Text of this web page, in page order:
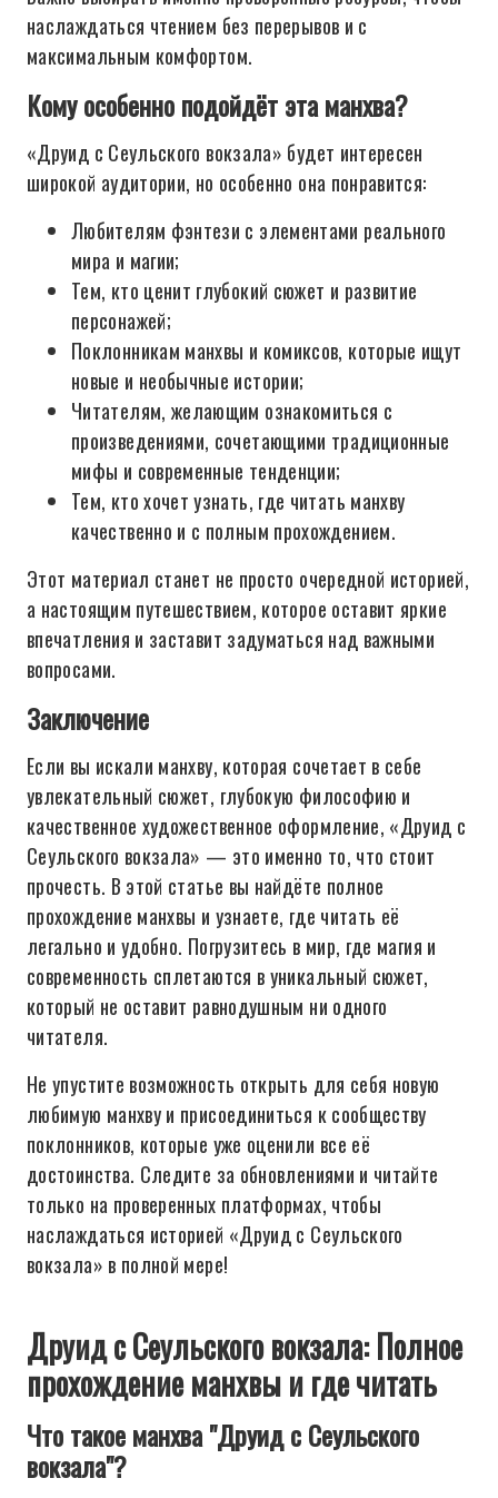
наслаждаться чтением без перерывов и с
максимальным комфортом.
Кому особенно подойдёт эта манхва?
«Друид с Сеульского вокзала» будет интересен
широкой аудитории, но особенно она понравится:
Любителям фэнтези с элементами реального
мира и магии;
Тем, кто ценит глубокий сюжет и развитие
персонажей;
Поклонникам манхвы и комиксов, которые ищут
новые и необычные истории;
Читателям, желающим ознакомиться с
произведениями, сочетающими традиционные
мифы и современные тенденции;
Тем, кто хочет узнать, где читать манхву
качественно и с полным прохождением.
Этот материал станет не просто очередной историей,
а настоящим путешествием, которое оставит яркие
впечатления и заставит задуматься над важными
вопросами.
Заключение
Если вы искали манхву, которая сочетает в себе
увлекательный сюжет, глубокую философию и
качественное художественное оформление, «Друид с
Сеульского вокзала» — это именно то, что стоит
прочесть. В этой статье вы найдёте полное
прохождение манхвы и узнаете, где читать её
легально и удобно. Погрузитесь в мир, где магия и
современность сплетаются в уникальный сюжет,
который не оставит равнодушным ни одного
читателя.
Не упустите возможность открыть для себя новую
любимую манхву и присоединиться к сообществу
поклонников, которые уже оценили все её
достоинства. Следите за обновлениями и читайте
только на проверенных платформах, чтобы
наслаждаться историей «Друид с Сеульского
вокзала» в полной мере!
Друид с Сеульского вокзала: Полное
прохождение манхвы и где читать
Что такое манхва "Друид с Сеульского
вокзала"?